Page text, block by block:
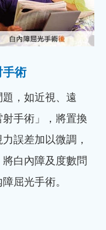
手術
，如近視、遠
手術」，將置換
誤差加以微調，
白內障及度數問
屈光手術。